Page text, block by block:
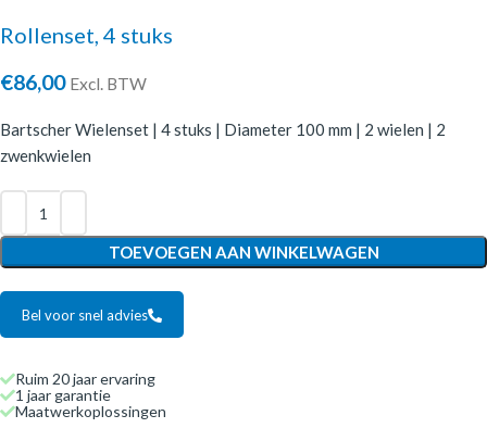
Rollenset, 4 stuks
€86,00 Excl. BTW
Bartscher Wielenset | 4 stuks | Diameter 100 mm | 2 wielen | 2
zwenkwielen
TOEVOEGEN AAN WINKELWAGEN
Bel voor snel advies
Ruim 20 jaar ervaring
1 jaar garantie
Maatwerkoplossingen